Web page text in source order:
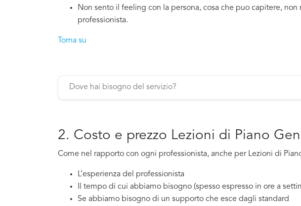
Non sento il feeling con la persona, cosa che puo capitere,
professionista.
Torna su
2. Costo e prezzo Lezioni di Piano
Come nel rapporto con ogni professionista, anche per Lezioni di
L’esperienza del professionista
Il tempo di cui abbiamo bisogno (spesso espresso in ore a
Se abbiamo bisogno di un supporto che esce dagli standard